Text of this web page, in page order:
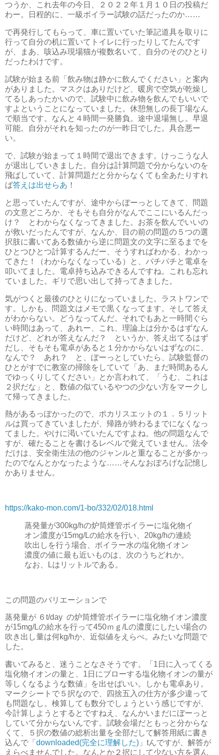
つうか、これ去年の今日、２０２２年１月１０日の投稿だ
わー。日程的に、一級ボイラー試験の話だったのか……
で再発行してもらって、車に置いていた筆記道具を取りに
行って自分の机に置いてトイレに行ったりしてたんです
が、まあ、咳込み現場猫が複数名いて、自分のそのひとり
だったわけです。
試験が始まる前「飲み物は静かに飲んでください」と案内
がありました。マスクはありだけど、暖房で空気が乾燥し
てるしあったかいので、試験中に飲み物を飲んでもいいで
すよということになっていました。休憩無しの長丁場なん
で順当です。なんと４時間一発勝負。途中退場無し。早退
可能。自分がそれを知ったのが一昨日でした。具合悪ー
い。
で、試験が始まって１時間で退出できます。けっこうな人
が退出していきました。自分は計算問題で分からないのを
飛ばしていて、計算問題だと分からなくても全あたりすれ
ば答えは出せらあ ！
と思っていたんですが、途中からぼーっとしてきて、問題
の文意どころか、そもそも自分がなんでここにいるんだっ
け？ とわからなくなってきました。お茶を飲んでいいの
が救いだったんですが、なんか、目の前の問題の５つの選
択肢に書いてある数値から逆に問題文の文字に至るまでを
ひとつひとつ計算するんだー、そうすればわかる、わかっ
てきた！（わからなくなっている）と、パチパチと電卓を
叩いてました。電卓持ち込みできるんですね。これも忘れ
ていました。ギリで思い出して持ってきました。
気がつくと最後のひとりになっていました。ラストワンで
す。しかも、問題文はメモで黒くなってます。そして答え
がわからない。どうなってんだ。それでもあと一時間ぐら
い時間はあって、あれー、これ、理論上は分かるはずなん
だけど、どれが答えなんだ？ というか、答え出てるはず
だし、そもそも電卓があると１分かからないはずなのに、
なんで？ あれ？ と、ぼーっとしていたら、試験監督の
ひとがすでに教室の掃除をしていて「あ、まだ時間あるん
でゆっくりしてください」とか言われて、「うむ、これは
２択だな」と、数値の似ているやつの少ない方をマークし
て帰ってきました。
熱があるっぽかったので、ポカリスエットの１．５リット
ルは買ってきていましたが、帰路が終わるまでになくなっ
てました。やけに渇いていたんですよね。他の問題なんで
すが、確たることを書けるレベルで覚えていません。法令
だけは、安全衛生法の他のジャンルと重なることが多かっ
たのでなんとかなったような……そんなおぼろげな記憶し
かありません。
https://kako-mon.com/1-bo/332/02/018.html
蒸発量が300kg/hの炉筒煙管ボイラーに塩化物イ
オン濃度が15mg/Lの給水を行い、20kg/hの連続
吹出しを行う場合、ボイラー水の塩化物イオン
濃度の値に最も近いものは、次のうちどれか。
なお、Lはリットルである。
この問題のバリエーションで
蒸発量が ６t/day の炉筒煙管ボイラーに塩化物イオン濃度
が15mg/Lの給水を行って450ｍｇ/Lの濃度にしたい場合の
吹き出し量は何kg/hか、近似値をえらべ。みたいな問題で
した。
書いてみると、迷うことなさそうです。「1日に入ってくる
塩化物イオンの量と、1日にブローする塩化物イオンの量が
等しくなるような数値」を出せばいい。しかも電卓あり。
マークシートで５択なので、四捨五入の仕方が多少違って
も問題なし。検算しても数分でしょうという感じですが、
今計算しようとするとですねえ、なんかいまだにぼーっと
していて分からないんです。試験会場だともっと分からな
くて、５択の数値の総析出量を全部だして解答用紙に書き
込んで「 downloaded(完全に理解した) 」tんですが、解答が
えらべませんでした。なんとか２択にして少ない方を選ん